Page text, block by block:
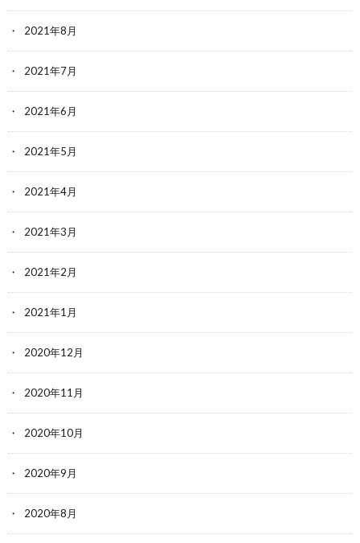
2021年8月
2021年7月
2021年6月
2021年5月
2021年4月
2021年3月
2021年2月
2021年1月
2020年12月
2020年11月
2020年10月
2020年9月
2020年8月